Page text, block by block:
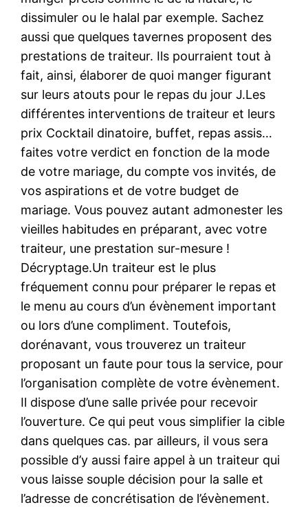
dissimuler ou le halal par exemple. Sachez
aussi que quelques tavernes proposent des
prestations de traiteur. Ils pourraient tout à
fait, ainsi, élaborer de quoi manger figurant
sur leurs atouts pour le repas du jour J.Les
différentes interventions de traiteur et leurs
prix Cocktail dinatoire, buffet, repas assis…
faites votre verdict en fonction de la mode
de votre mariage, du compte vos invités, de
vos aspirations et de votre budget de
mariage. Vous pouvez autant admonester les
vieilles habitudes en préparant, avec votre
traiteur, une prestation sur-mesure !
Décryptage.Un traiteur est le plus
fréquement connu pour préparer le repas et
le menu au cours d’un évènement important
ou lors d’une compliment. Toutefois,
dorénavant, vous trouverez un traiteur
proposant un faute pour tous la service, pour
l’organisation complète de votre évènement.
Il dispose d’une salle privée pour recevoir
l’ouverture. Ce qui peut vous simplifier la cible
dans quelques cas. par ailleurs, il vous sera
possible d’y aussi faire appel à un traiteur qui
vous laisse souple décision pour la salle et
l’adresse de concrétisation de l’évènement.